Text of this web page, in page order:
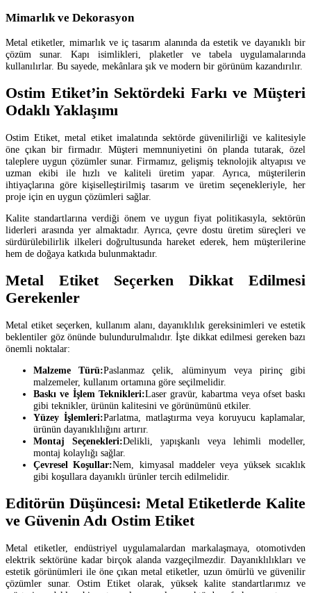
Mimarlık ve Dekorasyon
Metal etiketler, mimarlık ve iç tasarım alanında da estetik ve dayanıklı bir
çözüm sunar. Kapı isimlikleri, plaketler ve tabela uygulamalarında
kullanılırlar. Bu sayede, mekânlara şık ve modern bir görünüm kazandırılır.
Ostim Etiket’in Sektördeki Farkı ve Müşteri
Odaklı Yaklaşımı
Ostim Etiket, metal etiket imalatında sektörde güvenilirliği ve kalitesiyle
öne çıkan bir firmadır. Müşteri memnuniyetini ön planda tutarak, özel
taleplere uygun çözümler sunar. Firmamız, gelişmiş teknolojik altyapısı ve
uzman ekibi ile hızlı ve kaliteli üretim yapar. Ayrıca, müşterilerin
ihtiyaçlarına göre kişiselleştirilmiş tasarım ve üretim seçenekleriyle, her
proje için en uygun çözümleri sağlar.
Kalite standartlarına verdiği önem ve uygun fiyat politikasıyla, sektörün
liderleri arasında yer almaktadır. Ayrıca, çevre dostu üretim süreçleri ve
sürdürülebilirlik ilkeleri doğrultusunda hareket ederek, hem müşterilerine
hem de doğaya katkıda bulunmaktadır.
Metal Etiket Seçerken Dikkat Edilmesi
Gerekenler
Metal etiket seçerken, kullanım alanı, dayanıklılık gereksinimleri ve estetik
beklentiler göz önünde bulundurulmalıdır. İşte dikkat edilmesi gereken bazı
önemli noktalar:
Malzeme Türü:Paslanmaz çelik, alüminyum veya pirinç gibi
malzemeler, kullanım ortamına göre seçilmelidir.
Baskı ve İşlem Teknikleri:Laser gravür, kabartma veya ofset baskı
gibi teknikler, ürünün kalitesini ve görünümünü etkiler.
Yüzey İşlemleri:Parlatma, matlaştırma veya koruyucu kaplamalar,
ürünün dayanıklılığını artırır.
Montaj Seçenekleri:Delikli, yapışkanlı veya lehimli modeller,
montaj kolaylığı sağlar.
Çevresel Koşullar:Nem, kimyasal maddeler veya yüksek sıcaklık
gibi koşullara dayanıklı ürünler tercih edilmelidir.
Editörün Düşüncesi: Metal Etiketlerde Kalite
ve Güvenin Adı Ostim Etiket
Metal etiketler, endüstriyel uygulamalardan markalaşmaya, otomotivden
elektrik sektörüne kadar birçok alanda vazgeçilmezdir. Dayanıklılıkları ve
estetik görünümleri ile öne çıkan metal etiketler, uzun ömürlü ve güvenilir
çözümler sunar. Ostim Etiket olarak, yüksek kalite standartlarımız ve